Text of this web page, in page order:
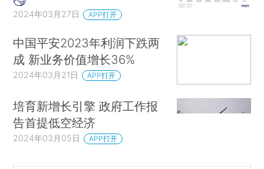
2024年03月27日 APP打开
中国平安2023年利润下跌两
成 新业务价值增长36%
2024年03月21日 APP打开
培育新增长引擎 政府工作报
告首提低空经济
2024年03月05日 APP打开